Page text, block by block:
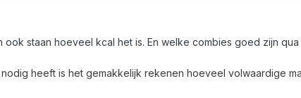
staan hoeveel kcal het is. En welke combies goed zijn
heeft is het gemakkelijk rekenen hoeveel volwaardige